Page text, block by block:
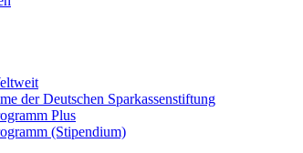
der Deutschen Sparkassenstiftung
Plus
(Stipendium)